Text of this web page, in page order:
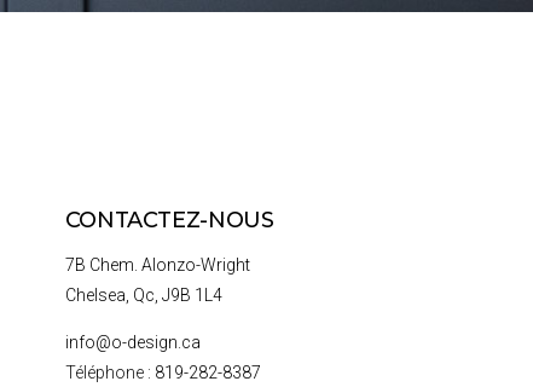
CONTACTEZ-NOUS
7B Chem. Alonzo-Wright
Chelsea, Qc, J9B 1L4
info@o-design.ca
Téléphone : 819-282-8387